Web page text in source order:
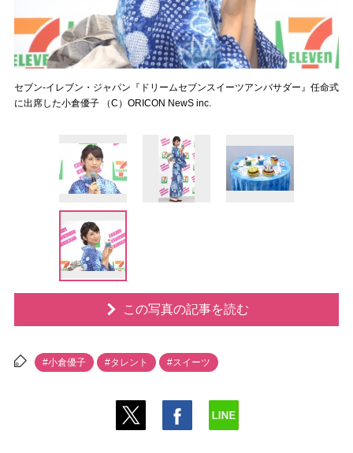
セブン-イレブン・ジャパン『ドリームセブンスイーツアンバサダー』任命式
に出席した小倉優子 （C）ORICON NewS inc.
この写真の記事を読む
#小倉優子 #タレント #スイーツ